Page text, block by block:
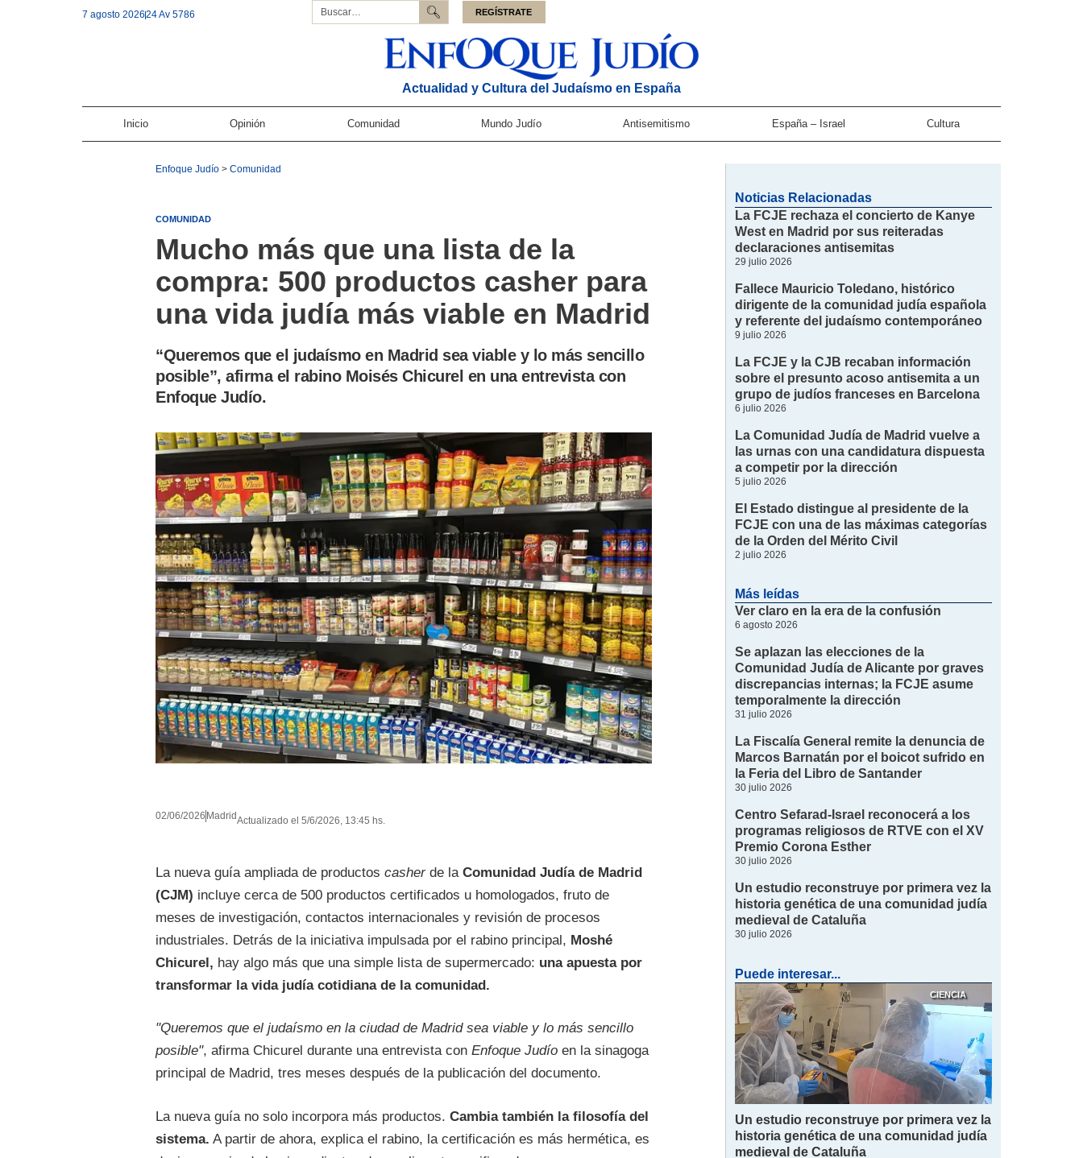
7 agosto 202624 Av 5786 REGÍSTRATE
Actualidad y Cultura del Judaísmo en España
Inicio Opinión Comunidad Mundo Judío Antisemitismo España – Israel Cultura
Enfoque Judío >Comunidad
COMUNIDAD
Mucho más que una lista de la
compra: 500 productos casher para
una vida judía más viable en Madrid
“Queremos que el judaísmo en Madrid sea viable y lo más sencillo
posible”, afirma el rabino Moisés Chicurel en una entrevista con
Enfoque Judío.
02/06/2026 MadridActualizado el 5/6/2026, 13:45 hs.
La nueva guía ampliada de productoscasherde laComunidad Judía de Madrid
(CJM) incluye cerca de 500 productos certificados u homologados, fruto de
meses de investigación, contactos internacionales y revisión de procesos
industriales. Detrás de la iniciativa impulsada por el rabino principal, Moshé
Chicurel, hay algo más que una simple lista de supermercado: una apuesta por
transformar la vida judía cotidiana de la comunidad.
"Queremos que el judaísmo en la ciudad de Madrid sea viable y lo más sencillo
posible", afirma Chicurel durante una entrevista conEnfoque Judío en la sinagoga
principal de Madrid, tres meses después de la publicación del documento.
La nueva guía no solo incorpora más productos.Cambia también la filosofía del
sistema. A partir de ahora, explica el rabino, la certificación es más hermética, es
Noticias Relacionadas
La FCJE rechaza el concierto de Kanye
West en Madrid por sus reiteradas
declaraciones antisemitas
29 julio 2026
Fallece Mauricio Toledano, histórico
dirigente de la comunidad judía española
y referente del judaísmo contemporáneo
9 julio 2026
La FCJE y la CJB recaban información
sobre el presunto acoso antisemita a un
grupo de judíos franceses en Barcelona
6 julio 2026
La Comunidad Judía de Madrid vuelve a
las urnas con una candidatura dispuesta
a competir por la dirección
5 julio 2026
El Estado distingue al presidente de la
FCJE con una de las máximas categorías
de la Orden del Mérito Civil
2 julio 2026
Más leídas
Ver claro en la era de la confusión
6 agosto 2026
Se aplazan las elecciones de la
Comunidad Judía de Alicante por graves
discrepancias internas; la FCJE asume
temporalmente la dirección
31 julio 2026
La Fiscalía General remite la denuncia de
Marcos Barnatán por el boicot sufrido en
la Feria del Libro de Santander
30 julio 2026
Centro Sefarad-Israel reconocerá a los
programas religiosos de RTVE con el XV
Premio Corona Esther
30 julio 2026
Un estudio reconstruye por primera vez la
historia genética de una comunidad judía
medieval de Cataluña
30 julio 2026
Puede interesar...
CIENCIA
Un estudio reconstruye por primera vez la
historia genética de una comunidad judía
medieval de Cataluña